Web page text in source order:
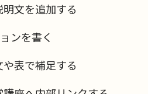
文を追加する
ンを書く
表で補足する